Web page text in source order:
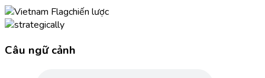
chiến lược
Câu ngữ cảnh